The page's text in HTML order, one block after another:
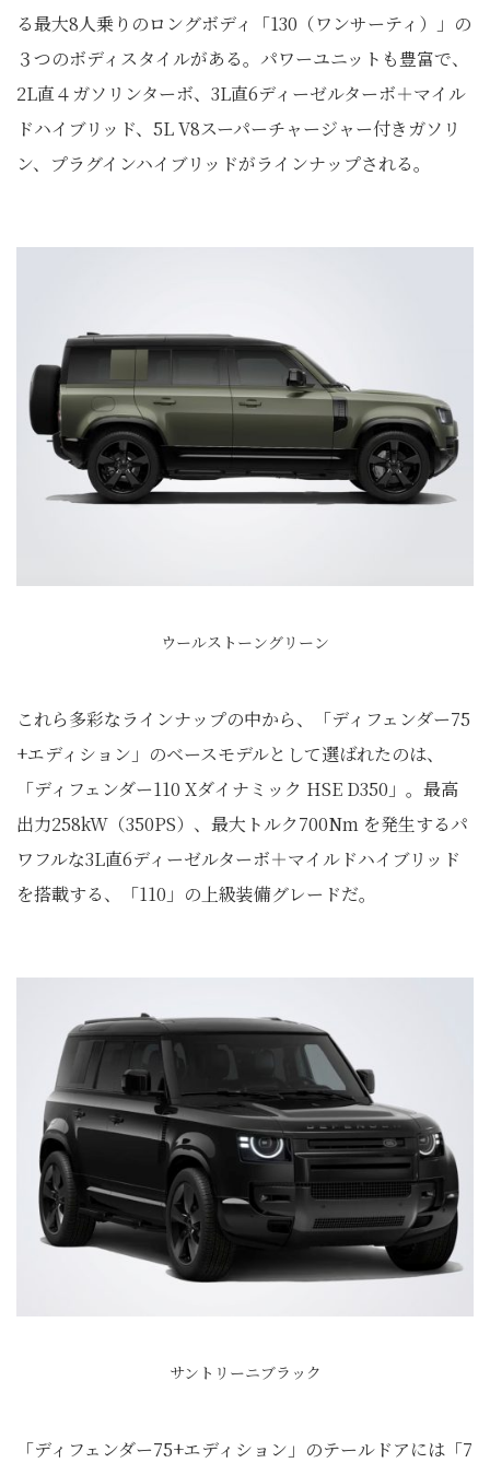
る最大8人乗りのロングボディ「130（ワンサーティ）」の
３つのボディスタイルがある。パワーユニットも豊富で、
2L直４ガソリンターボ、3L直6ディーゼルターボ＋マイル
ドハイブリッド、5L V8スーパーチャージャー付きガソリ
ン、プラグインハイブリッドがラインナップされる。
ウールストーングリーン
これら多彩なラインナップの中から、「ディフェンダー75
+エディション」のベースモデルとして選ばれたのは、
「ディフェンダー110 Xダイナミック HSE D350」。最高
出力258kW（350PS）、最大トルク700Nm を発生するパ
ワフルな3L直6ディーゼルターボ＋マイルドハイブリッド
を搭載する、「110」の上級装備グレードだ。
サントリーニブラック
「ディフェンダー75+エディション」のテールドアには「7